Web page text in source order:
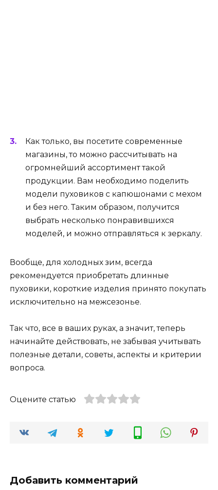
Как только, вы посетите современные
магазины, то можно рассчитывать на
огромнейший ассортимент такой
продукции. Вам необходимо поделить
модели пуховиков с капюшонами с мехом
и без него. Таким образом, получится
выбрать несколько понравившихся
моделей, и можно отправляться к зеркалу.
Вообще, для холодных зим, всегда
рекомендуется приобретать длинные
пуховики, короткие изделия принято покупать
исключительно на межсезонье.
Так что, все в ваших руках, а значит, теперь
начинайте действовать, не забывая учитывать
полезные детали, советы, аспекты и критерии
вопроса.
Оцените статью
Добавить комментарий